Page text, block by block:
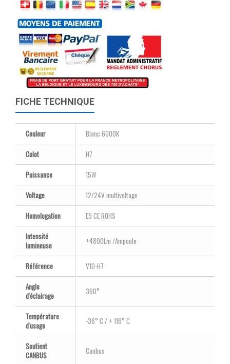
FICHE TECHNIQUE
Couleur
Blanc 6000K
Culot
H7
Puissance
15W
Voltage
12/24V multivoltage
Homologation
E9 CE ROHS
Intensité
lumineuse
+4800Lm /Ampoule
Référence
V10-H7
Angle
d'éclairage
360°
Température
d'usage
-36° C / + 116° C
Soutient
CANBUS
Canbus